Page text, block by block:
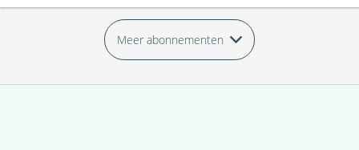
Meer abonnementen